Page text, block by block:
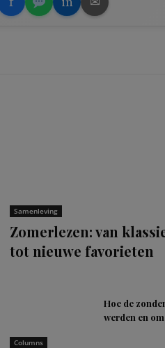
Samenleving
Zomerlezen: van
tot nieuwe favorieten
Columns
Hoe de
werden en